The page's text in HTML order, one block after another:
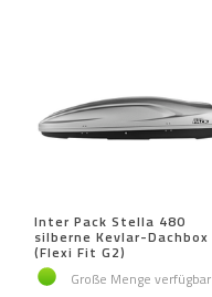
Inter Pack Stella 480
silberne Kevlar-Dachbox
(Flexi Fit G2)
Große Menge verfügbar